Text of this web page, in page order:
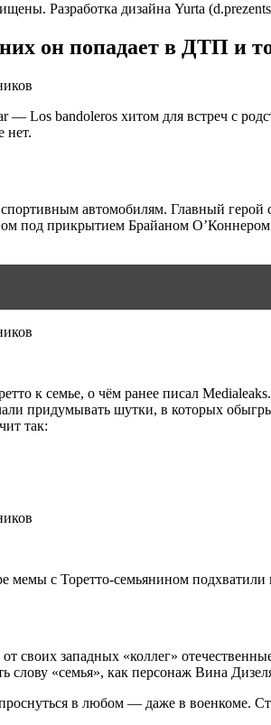
Разработка дизайна Yurta
он попадает в ДТП и
Los bandoleros хитом для встреч с
нет.
автомобилям. Главный герой
под прикрытием Брайаном
к семье, о чём ранее писал
придумывать шутки, в которых
так:
мемы с Торетто-семьянином
своих западных «коллег»
«семья», как персонаж Вина
в любом — даже в военкоме.